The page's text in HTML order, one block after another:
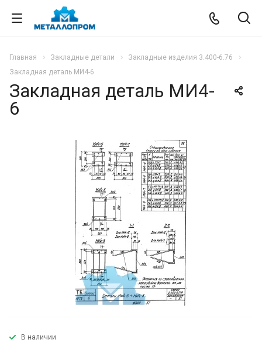
Главная Закладные детали
Закладные изделия 3.400-6.76
Закладная деталь МИ4-6
Закладная деталь МИ4-
6
В наличии